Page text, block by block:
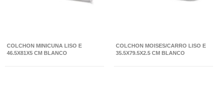
COLCHON MINICUNA LISO E
46.5X81X5 CM BLANCO
COLCHON MOISES/CARRO LISO E
35.5X79.5X2.5 CM BLANCO